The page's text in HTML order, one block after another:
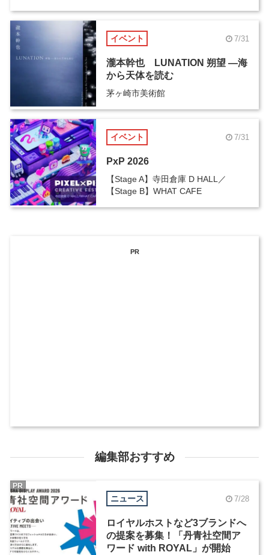
イベント 7/31
瀧本幹也 LUNATION 朔望 ―海
から天体を読む
茅ヶ崎市美術館
イベント 7/31
PxP 2026
【Stage A】寺田倉庫 D HALL／
【Stage B】WHAT CAFE
PR
編集部おすすめ
ニュース 7/28
ロイヤルホストなど3ブランドへ
の提案を募集！「丹青社空間ア
ワード with ROYAL」が開始
PR